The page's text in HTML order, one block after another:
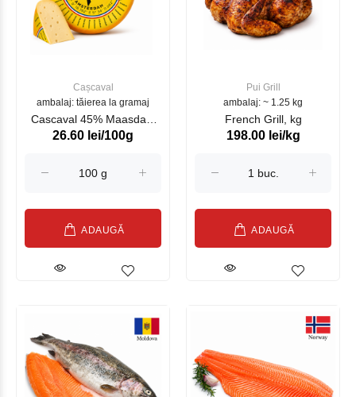
Cașcaval
ambalaj: tăierea la gramaj
Cascaval 45% Maasdam
Sublime Cow (075002)
26.60 lei/100g
ADAUGĂ
Pui Grill
ambalaj: ~ 1.25 kg
French Grill, kg
198.00 lei/kg
ADAUGĂ